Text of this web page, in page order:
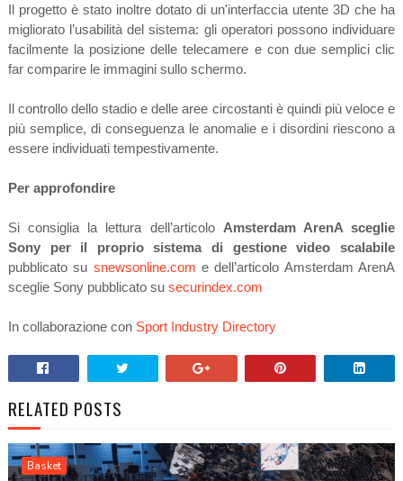
Il progetto è stato inoltre dotato di un'interfaccia utente 3D che ha
migliorato l’usabilità del sistema: gli operatori possono individuare
facilmente la posizione delle telecamere e con due semplici clic
far comparire le immagini sullo schermo.
Il controllo dello stadio e delle aree circostanti è quindi più veloce e
più semplice, di conseguenza le anomalie e i disordini riescono a
essere individuati tempestivamente.
Per approfondire
Si consiglia la lettura dell’articolo Amsterdam ArenA sceglie
Sony per il proprio sistema di gestione video scalabile
pubblicato su snewsonline.com e dell’articolo Amsterdam ArenA
sceglie Sony pubblicato su securindex.com
In collaborazione con Sport Industry Directory
RELATED POSTS
Basket